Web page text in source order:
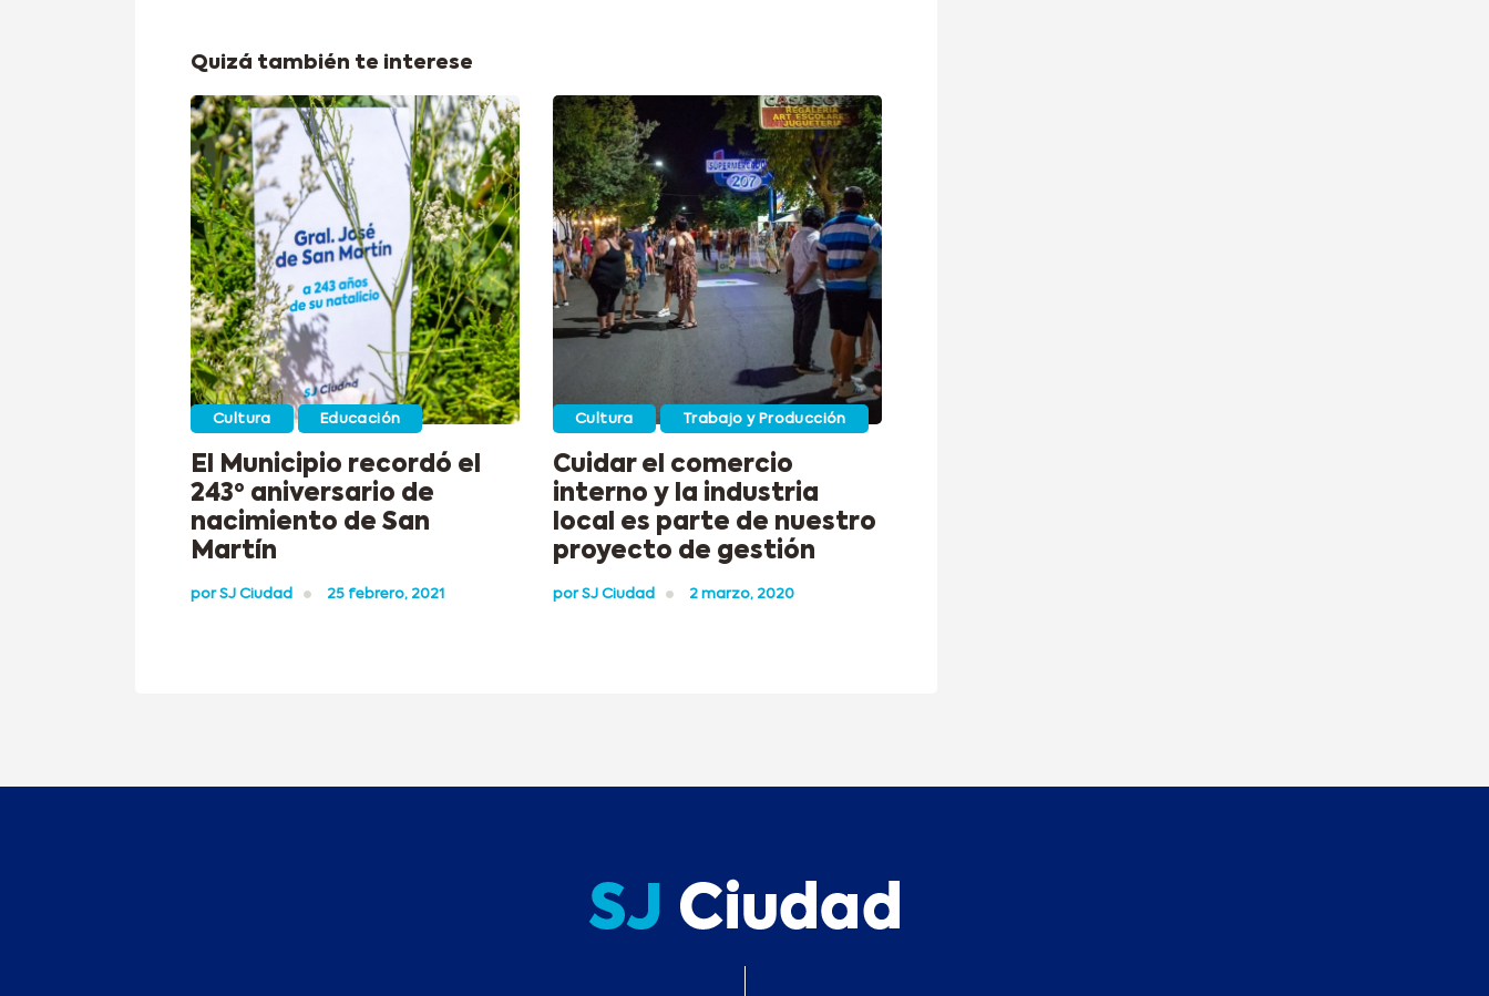
Quizá también te interese
Cultura Educación
El Municipio recordó el
243º aniversario de
nacimiento de San
Martín
porSJ Ciudad 25 febrero, 2021
Cultura Trabajo y Producción
Cuidar el comercio
interno y la industria
local es parte de nuestro
proyecto de gestión
porSJ Ciudad 2 marzo, 2020